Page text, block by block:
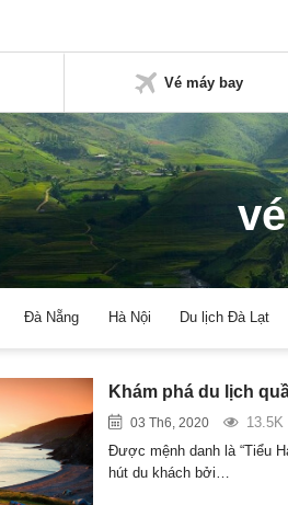
Vé máy bay
Đà Nẵng Hà Nội Du lịch Đà Lạt
Khám phá du lịch
03 Th6, 2020
Được mệnh danh là “Tiểu
hút du khách bởi…